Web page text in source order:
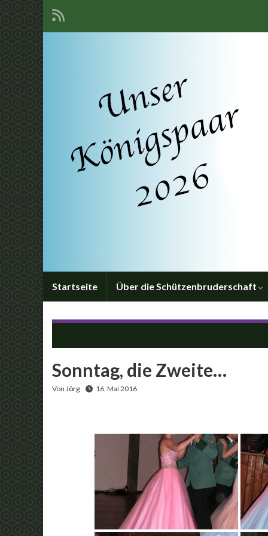
Startseite Über die Schützenbruderschaft
Sonntag, die Zweite…
Von Jörg 16. Mai 2016